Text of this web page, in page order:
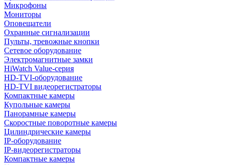
Микрофоны
Мониторы
Оповещатели
Охранные сигнализации
Пульты, тревожные кнопки
Сетевое оборудование
Электромагнитные замки
HiWatch Value-серия
HD-TVI-оборудование
HD-TVI видеорегистраторы
Компактные камеры
Купольные камеры
Панорамные камеры
Скоростные поворотные камеры
Цилиндрические камеры
IP-оборудование
IP-видеорегистраторы
Компактные камеры